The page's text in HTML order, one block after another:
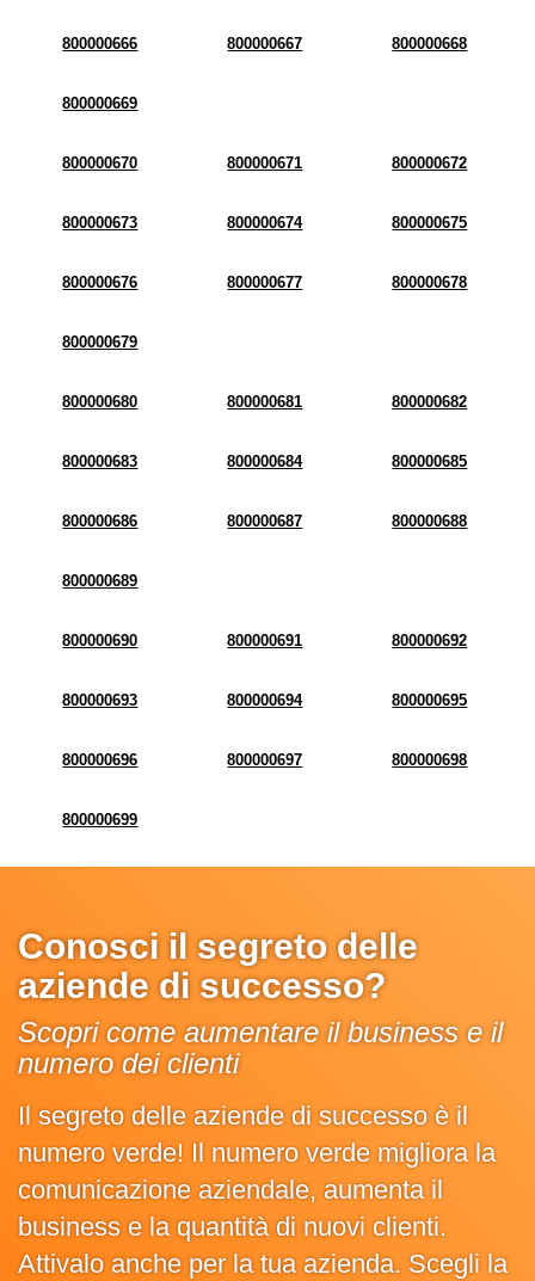
800000666 800000667 800000668
800000669
800000670 800000671 800000672
800000673 800000674 800000675
800000676 800000677 800000678
800000679
800000680 800000681 800000682
800000683 800000684 800000685
800000686 800000687 800000688
800000689
800000690 800000691 800000692
800000693 800000694 800000695
800000696 800000697 800000698
800000699
Conosci il segreto delle
aziende di successo?
Scopri come aumentare il business e il
numero dei clienti
Il segreto delle aziende di successo è il
numero verde! Il numero verde migliora la
comunicazione aziendale, aumenta il
business e la quantità di nuovi clienti.
Attivalo anche per la tua azienda. Scegli la